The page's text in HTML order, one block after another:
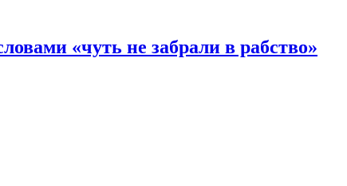
«чуть не забрали в рабство»